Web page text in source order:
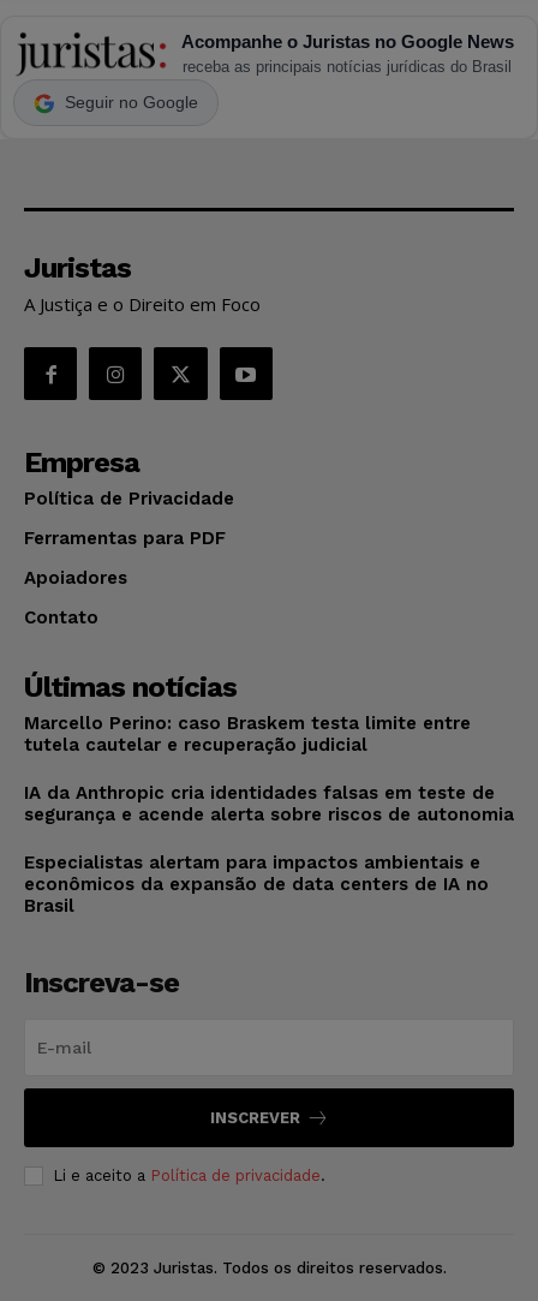
Acompanhe o Juristas no Google News
receba as principais notícias jurídicas do Brasil
Seguir no Google
Juristas
A Justiça e o Direito em Foco
Empresa
Política de Privacidade
Ferramentas para PDF
Apoiadores
Contato
Últimas notícias
Marcello Perino: caso Braskem testa limite entre
tutela cautelar e recuperação judicial
IA da Anthropic cria identidades falsas em teste de
segurança e acende alerta sobre riscos de autonomia
Especialistas alertam para impactos ambientais e
econômicos da expansão de data centers de IA no
Brasil
Inscreva-se
INSCREVER
Li e aceito a Política de privacidade.
© 2023 Juristas. Todos os direitos reservados.